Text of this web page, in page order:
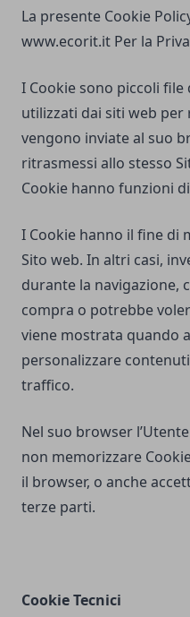
La presente Cookie
www.ecorit.it Per la
I Cookie sono piccoli
utilizzati dai siti web per
vengono inviate al suo
ritrasmessi allo stesso
Cookie hanno funzioni
I Cookie hanno il fine di
Sito web. In altri casi,
durante la navigazione,
compra o potrebbe
viene mostrata quando
personalizzare
traffico.
Nel suo browser
non memorizzare
il browser, o anche
terze parti.
Cookie Tecnici